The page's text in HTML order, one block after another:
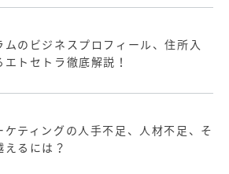
ムのビジネスプロフィール、住所入
トセトラ徹底解説！
ケティングの人手不足、人材不足、そ
るには？